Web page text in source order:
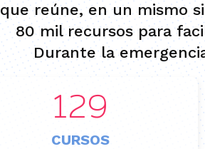
que reúne, en un mismo
80 mil recursos para
Durante la
130
CURSOS